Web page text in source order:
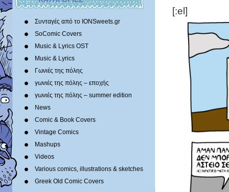
Συνταγές από το IONSweets.gr
SoComic Covers
Music & Lyrics OST
Music & Lyrics
Γωνιές της πόλης
γωνιές της πόλης – εποχής
γωνιές της πόλης – summer edition
News
Comic & Book Covers
Vintage Comics
Mashups
Videos
Various comics, illustrations & sketches
Greek Old Comic Covers
[:el]